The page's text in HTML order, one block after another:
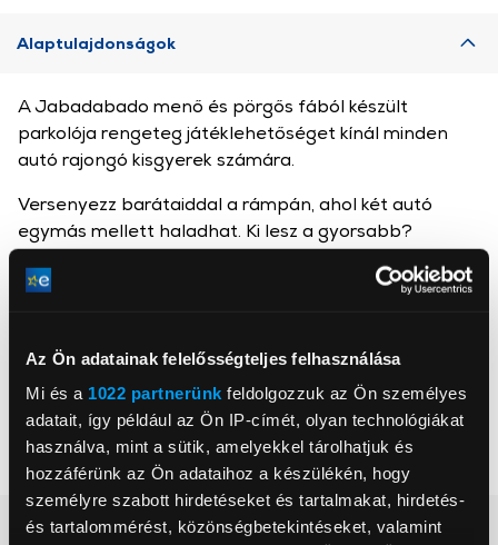
Az Ön adatainak felelősségteljes felhasználása
Mi és a 1022 partnerünk feldolgozzuk az Ön személyes
adatait, így például az Ön IP-címét, olyan technológiákat
használva, mint a sütik, amelyekkel tárolhatjuk és
hozzáférünk az Ön adataihoz a készülékén, hogy
személyre szabott hirdetéseket és tartalmakat, hirdetés-
és tartalommérést, közönségbetekintéseket, valamint
Alaptulajdonságok
, ,
Korosztály
3+ év
Nem
fiúknak
A Jabadabado menő és pörgős fából készült
parkolója rengeteg játéklehetőséget kínál minden
autó rajongó kisgyerek számára.
Versenyezz barátaiddal a rámpán, ahol két autó
egymás mellett haladhat. Ki lesz a gyorsabb?
Részletes ismertető